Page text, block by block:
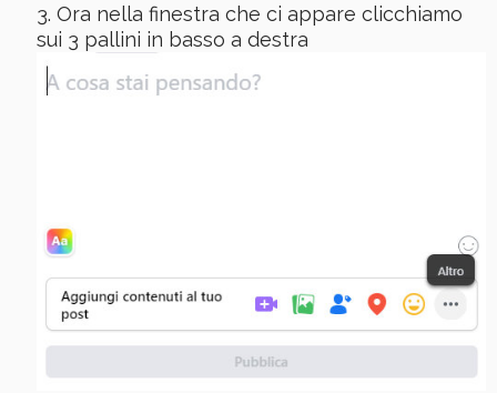
Ora nella finestra che ci appare clicchiamo
sui 3 pallini in basso a destra